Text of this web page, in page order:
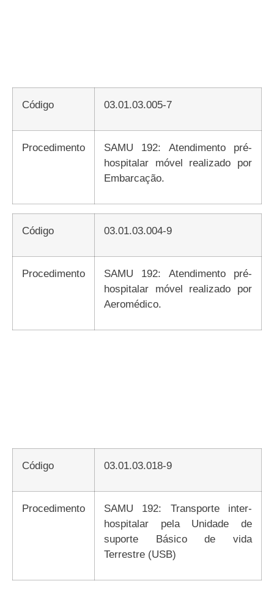
Código 03.01.03.005-7
Procedimento
SAMU 192: Atendimento pré-
hospitalar móvel realizado por
Embarcação.
Código 03.01.03.004-9
Procedimento
SAMU 192: Atendimento pré-
hospitalar móvel realizado por
Aeromédico.
Código 03.01.03.018-9
Procedimento
SAMU 192: Transporte inter-
hospitalar pela Unidade de
suporte Básico de vida
Terrestre (USB)